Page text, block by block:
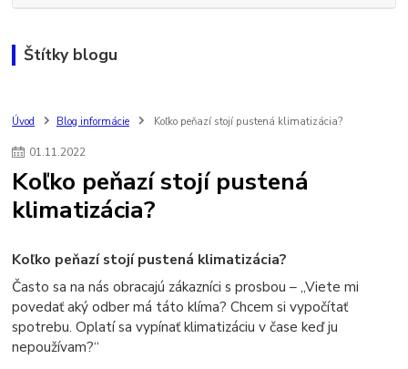
Štítky blogu
Úvod Blog informácie Koľko peňazí stojí pustená klimatizácia?
01.11.2022
Koľko peňazí stojí pustená
klimatizácia?
Koľko peňazí stojí pustená klimatizácia?
Často sa na nás obracajú zákazníci s prosbou – „Viete mi
povedať aký odber má táto klíma? Chcem si vypočítať
spotrebu. Oplatí sa vypínať klimatizáciu v čase keď ju
nepoužívam?“